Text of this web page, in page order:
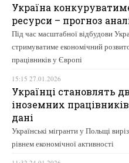
Україна
ресурси – прогноз
Під час масштабної відбудови
стримуватиме економічний
працівників у Європі
15:15 27.01.2026
Українці становлять
іноземних
дані
Українські мігранти у Польщі
рівнем економічної активності